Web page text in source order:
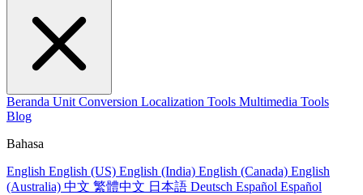
Beranda Unit Conversion Localization Tools Multimedia Tools
Blog
Bahasa
English English (US) English (India) English (Canada) English
(Australia) 中文 繁體中文 日本語 Deutsch Español Español